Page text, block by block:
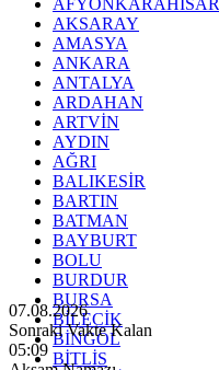
AKSARAY
AMASYA
ANKARA
ANTALYA
ARDAHAN
ARTVİN
AYDIN
AĞRI
BALIKESİR
BARTIN
BATMAN
BAYBURT
BOLU
BURDUR
BURSA
BİLECİK
BİNGÖL
BİTLİS
07.08.2026
Sonraki Vakte Kalan
05:07